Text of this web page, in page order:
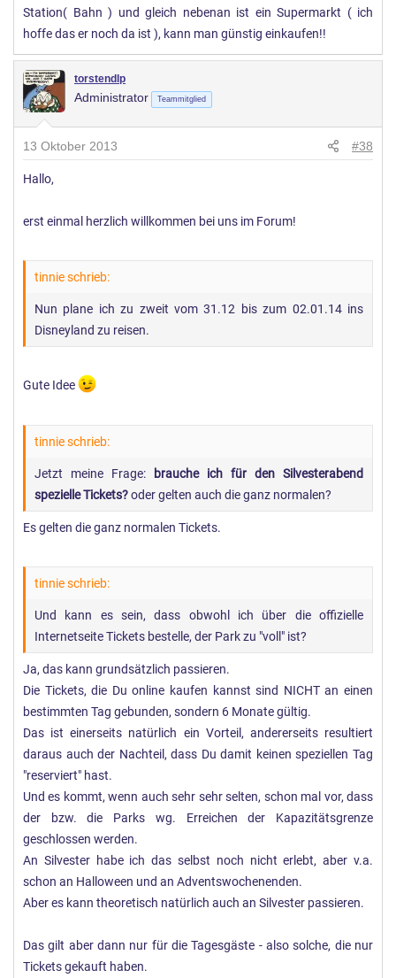
Station( Bahn ) und gleich nebenan ist ein Supermarkt ( ich
hoffe das er noch da ist ), kann man günstig einkaufen!!
torstendlp
Administrator Teammitglied
13 Oktober 2013 #38
Hallo,
erst einmal herzlich willkommen bei uns im Forum!
tinnie schrieb:
Nun plane ich zu zweit vom 31.12 bis zum 02.01.14 ins
Disneyland zu reisen.
Gute Idee
tinnie schrieb:
Jetzt meine Frage: brauche ich für den Silvesterabend
spezielle Tickets?oder gelten auch die ganz normalen?
Es gelten die ganz normalen Tickets.
tinnie schrieb:
Und kann es sein, dass obwohl ich über die offizielle
Internetseite Tickets bestelle, der Park zu "voll" ist?
Ja, das kann grundsätzlich passieren.
Die Tickets, die Du online kaufen kannst sind NICHT an einen
bestimmten Tag gebunden, sondern 6 Monate gültig.
Das ist einerseits natürlich ein Vorteil, andererseits resultiert
daraus auch der Nachteil, dass Du damit keinen speziellen Tag
"reserviert" hast.
Und es kommt, wenn auch sehr sehr selten, schon mal vor, dass
der bzw. die Parks wg. Erreichen der Kapazitätsgrenze
geschlossen werden.
An Silvester habe ich das selbst noch nicht erlebt, aber v.a.
schon an Halloween und an Adventswochenenden.
Aber es kann theoretisch natürlich auch an Silvester passieren.
Das gilt aber dann nur für die Tagesgäste - also solche, die nur
Tickets gekauft haben.